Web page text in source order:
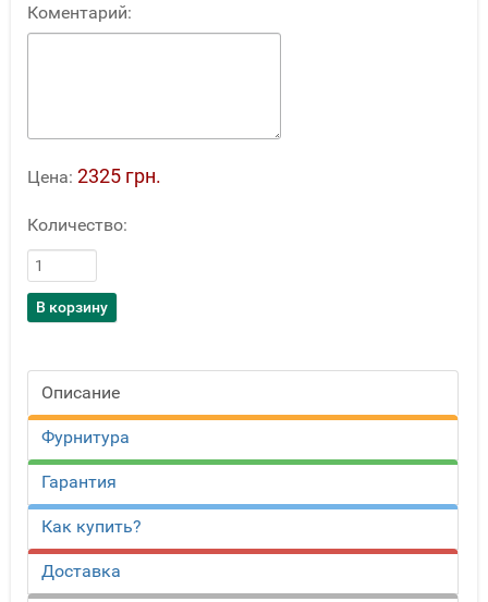
Коментарий:
Цена: 2325 грн.
Количество:
Описание
Фурнитура
Гарантия
Как купить?
Доставка